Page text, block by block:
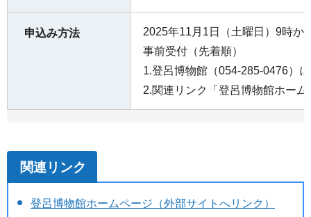
申込み方法
2025年11月1日（土曜日）9時か
事前受付（先着順）
1.登呂博物館（054-285-0476）
2.関連リンク「登呂博物館ホー
関連リンク
登呂博物館ホームページ（外部サイトへリンク）